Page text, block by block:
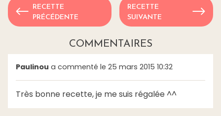
RECETTE
PRÉCÉDENTE
RECETTE
SUIVANTE
COMMENTAIRES
Paulinou a commenté le 25 mars 2015 10:32
Très bonne recette, je me suis régalée ^^